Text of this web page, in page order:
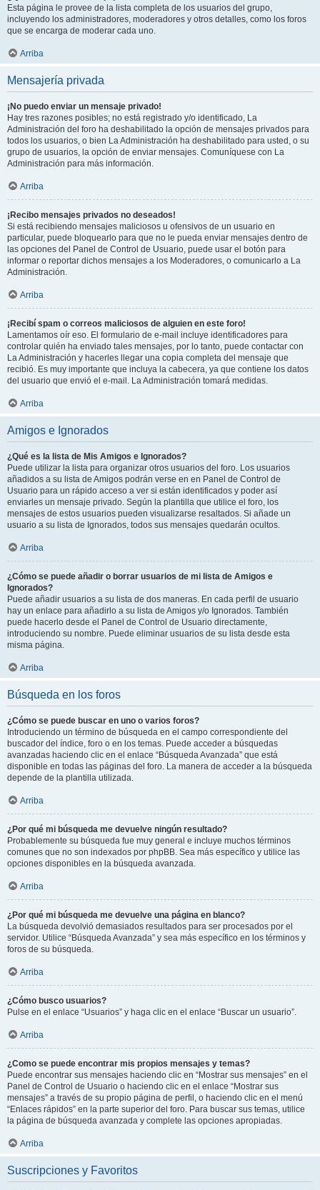
Esta página le provee de la lista completa de los usuarios del grupo,
incluyendo los administradores, moderadores y otros detalles, como los foros
que se encarga de moderar cada uno.
Arriba
Mensajería privada
¡No puedo enviar un mensaje privado!
Hay tres razones posibles; no está registrado y/o identificado, La
Administración del foro ha deshabilitado la opción de mensajes privados para
todos los usuarios, o bien La Administración ha deshabilitado para usted, o su
grupo de usuarios, la opción de enviar mensajes. Comuníquese con La
Administración para más información.
Arriba
¡Recibo mensajes privados no deseados!
Si está recibiendo mensajes maliciosos u ofensivos de un usuario en
particular, puede bloquearlo para que no le pueda enviar mensajes dentro de
las opciones del Panel de Control de Usuario, puede usar el botón para
informar o reportar dichos mensajes a los Moderadores, o comunicarlo a La
Administración.
Arriba
¡Recibí spam o correos maliciosos de alguien en este foro!
Lamentamos oír eso. El formulario de e-mail incluye identificadores para
controlar quién ha enviado tales mensajes, por lo tanto, puede contactar con
La Administración y hacerles llegar una copia completa del mensaje que
recibió. Es muy importante que incluya la cabecera, ya que contiene los datos
del usuario que envió el e-mail. La Administración tomará medidas.
Arriba
Amigos e Ignorados
¿Qué es la lista de Mis Amigos e Ignorados?
Puede utilizar la lista para organizar otros usuarios del foro. Los usuarios
añadidos a su lista de Amigos podrán verse en en Panel de Control de
Usuario para un rápido acceso a ver si están identificados y poder así
enviarles un mensaje privado. Según la plantilla que utilice el foro, los
mensajes de estos usuarios pueden visualizarse resaltados. Si añade un
usuario a su lista de Ignorados, todos sus mensajes quedarán ocultos.
Arriba
¿Cómo se puede añadir o borrar usuarios de mi lista de Amigos e
Ignorados?
Puede añadir usuarios a su lista de dos maneras. En cada perfil de usuario
hay un enlace para añadirlo a su lista de Amigos y/o Ignorados. También
puede hacerlo desde el Panel de Control de Usuario directamente,
introduciendo su nombre. Puede eliminar usuarios de su lista desde esta
misma página.
Arriba
Búsqueda en los foros
¿Cómo se puede buscar en uno o varios foros?
Introduciendo un término de búsqueda en el campo correspondiente del
buscador del índice, foro o en los temas. Puede acceder a búsquedas
avanzadas haciendo clic en el enlace “Búsqueda Avanzada” que está
disponible en todas las páginas del foro. La manera de acceder a la búsqueda
depende de la plantilla utilizada.
Arriba
¿Por qué mi búsqueda me devuelve ningún resultado?
Probablemente su búsqueda fue muy general e incluye muchos términos
comunes que no son indexados por phpBB. Sea más específico y utilice las
opciones disponibles en la búsqueda avanzada.
Arriba
¿Por qué mi búsqueda me devuelve una página en blanco?
La búsqueda devolvió demasiados resultados para ser procesados por el
servidor. Utilice “Búsqueda Avanzada” y sea más específico en los términos y
foros de su búsqueda.
Arriba
¿Cómo busco usuarios?
Pulse en el enlace “Usuarios” y haga clic en el enlace “Buscar un usuario”.
Arriba
¿Como se puede encontrar mis propios mensajes y temas?
Puede encontrar sus mensajes haciendo clic en “Mostrar sus mensajes” en el
Panel de Control de Usuario o haciendo clic en el enlace “Mostrar sus
mensajes” a través de su propio página de perfil, o haciendo clic en el menú
“Enlaces rápidos” en la parte superior del foro. Para buscar sus temas, utilice
la página de búsqueda avanzada y complete las opciones apropiadas.
Arriba
Suscripciones y Favoritos